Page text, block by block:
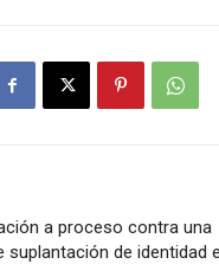
a proceso contra una
suplantación de identidad